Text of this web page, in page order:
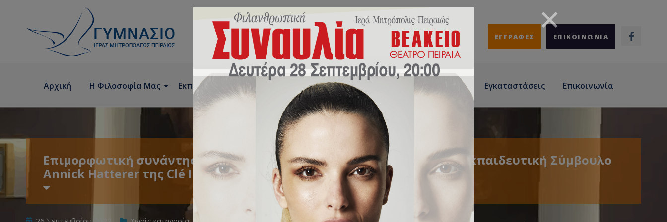
ΕΓΓΡΑΦΕΣ ΕΠΙΚΟΙΝΩΝΙΑ
Αρχική Η Φιλοσοφία Μας Εκπαιδευτικό Πρόγραμμα Πρόγραμμα Εκδηλώσεων Νέα/Δράσεις Εγκαταστάσεις Επικοινωνία
Επιμορφωτική συνάντηση του τμήματος Γαλλικών Σπουδών με την Εκπαιδευτική Σύμβουλο
Annick Hatterer της Clé International.